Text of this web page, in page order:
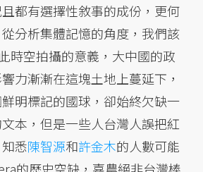
都有選擇性敘事的成份，更何
分析集體記憶的角度，我們該
時空拍攝的意義，大中國的政
力漸漸在這塊土地上蔓延下，
明標記的國球，卻始終欠缺一
本，但是一些人台灣人誤把紅
悉陳智源和許金木的人數可能